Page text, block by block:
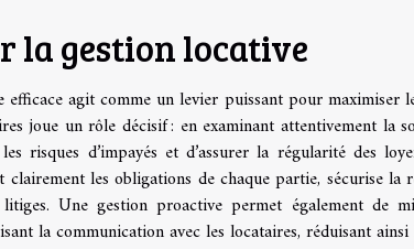
la gestion locative
agit comme un levier puissant pour maximiser
joue un rôle décisif : en examinant attentivement la
risques d’impayés et d’assurer la régularité des
clairement les obligations de chaque partie, sécurise
Une gestion proactive permet également de
la communication avec les locataires, réduisant